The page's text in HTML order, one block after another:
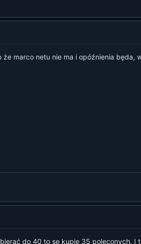
marco netu nie ma i opóźnienia będa,
do 40 to se kupie 35 poleconych. I